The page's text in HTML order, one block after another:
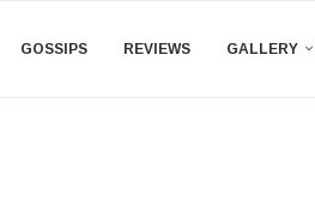
GOSSIPS REVIEWS GALLERY